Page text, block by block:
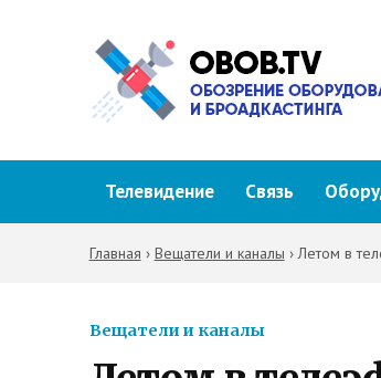
Телевидение Связь
Главная › Вещатели и каналы ›Летом в
Вещатели и каналы